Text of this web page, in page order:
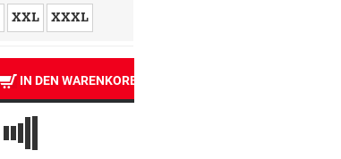
XXL XXXL
IN DEN WARENKORB